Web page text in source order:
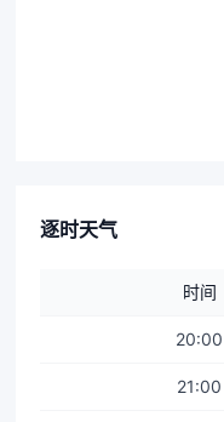
逐时天气
时间
20:00
21:00